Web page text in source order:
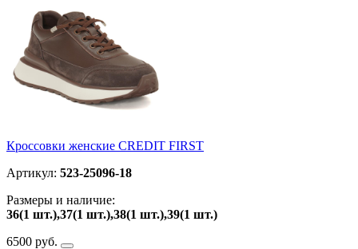
Кроссовки женские CREDIT FIRST
Артикул: 523-25096-18
Размеры и наличие:
36(1 шт.),37(1 шт.),38(1 шт.),39(1 шт.)
6500 руб.